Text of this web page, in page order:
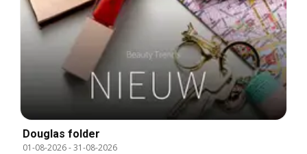
Douglas folder
01-08-2026-31-08-2026